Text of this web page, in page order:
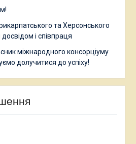
та Херсонського
досвідом і співпраця
міжнародного консорціуму
долучитися до успіху!